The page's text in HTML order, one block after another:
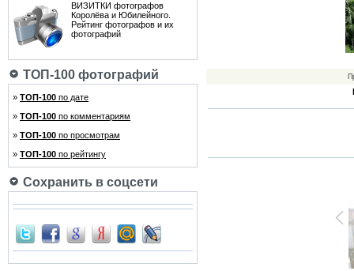
ВИЗИТКИ фотографов
Королёва и Юбилейного.
Рейтинг фотографов и их
фотографий
ТОП-100 фотографий
» ТОП-100 по дате
» ТОП-100 по комментариям
» ТОП-100 по просмотрам
» ТОП-100 по рейтингу
Сохранить в соцсети